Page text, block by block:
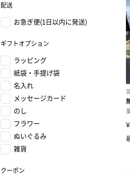
配送
お急ぎ便(1日以内に発送)
ギフトオプション
ラッピング
紙袋・手提げ袋
名入れ
メッセージカード
のし
フラワー
ぬいぐるみ
雑貨
クーポン